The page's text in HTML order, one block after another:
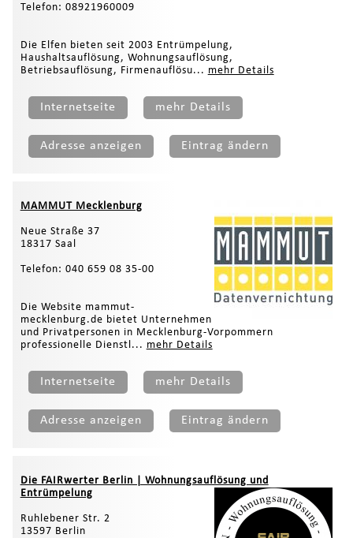
Telefon: 08921960009
Die Elfen bieten seit 2003 Entrümpelung,
Haushaltsauflösung, Wohnungsauflösung,
Betriebsauflösung, Firmenauflösu... mehr Details
Internetseite mehr Details
Adresse anzeigen Eintrag ändern
MAMMUT Mecklenburg
Neue Straße 37
18317 Saal
Telefon: 040 659 08 35-00
Die Website mammut-
mecklenburg.de bietet Unternehmen
und Privatpersonen in Mecklenburg-Vorpommern
professionelle Dienstl... mehr Details
Internetseite mehr Details
Adresse anzeigen Eintrag ändern
Die FAIRwerter Berlin | Wohnungsauflösung und
Entrümpelung
Ruhlebener Str. 2
13597 Berlin